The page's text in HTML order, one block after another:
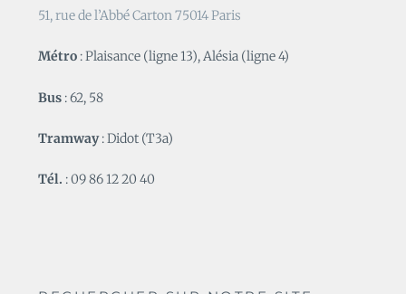
51, rue de l’Abbé Carton 75014 Paris
Métro : Plaisance (ligne 13), Alésia (ligne 4)
Bus : 62, 58
Tramway: Didot (T3a)
Tél. : 09 86 12 20 40